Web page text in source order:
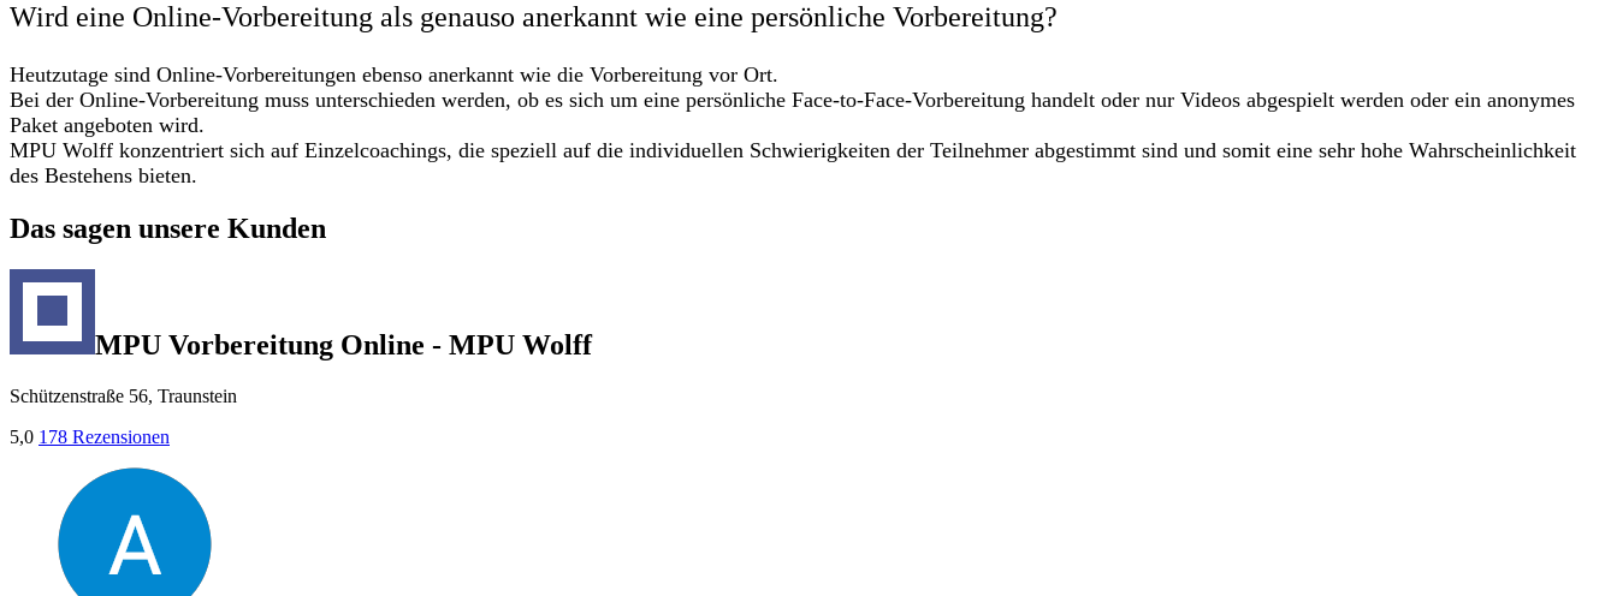
Wird eine Online-Vorbereitung als genauso anerkannt wie eine persönliche Vorbereitung?
Heutzutage sind Online-Vorbereitungen ebenso anerkannt wie die Vorbereitung vor Ort.
Bei der Online-Vorbereitung muss unterschieden werden, ob es sich um eine persönliche Face-to-Face-Vorbereitung handelt oder nur Videos abgespielt werden oder ein anonymes
Paket angeboten wird.
MPU Wolff konzentriert sich auf Einzelcoachings, die speziell auf die individuellen Schwierigkeiten der Teilnehmer abgestimmt sind und somit eine sehr hohe Wahrscheinlichkeit
des Bestehens bieten.
Das sagen unsere Kunden
MPU Vorbereitung Online - MPU Wolff
Schützenstraße 56, Traunstein
5,0 178 Rezensionen